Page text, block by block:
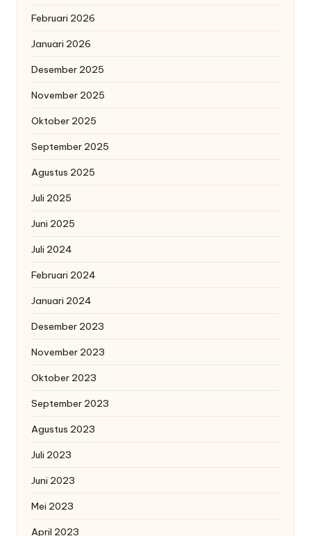
Februari 2026
Januari 2026
Desember 2025
November 2025
Oktober 2025
September 2025
Agustus 2025
Juli 2025
Juni 2025
Juli 2024
Februari 2024
Januari 2024
Desember 2023
November 2023
Oktober 2023
September 2023
Agustus 2023
Juli 2023
Juni 2023
Mei 2023
April 2023